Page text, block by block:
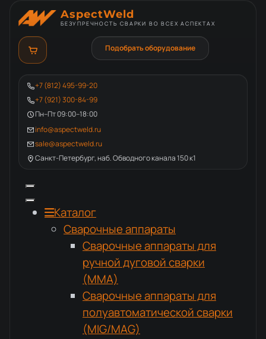
AspectWeld
БЕЗУПРЕЧНОСТЬ СВАРКИ ВО ВСЕХ АСПЕКТАХ
+7 (812) 495-99-20
+7 (921) 300-84-99
Пн–Пт 09:00–18:00
info@aspectweld.ru
sale@aspectweld.ru
Санкт-Петербург, наб. Обводного канала 150 к1
Подобрать оборудование
Каталог
Сварочные аппараты
Сварочные аппараты для
ручной дуговой сварки
(MMA)
Сварочные аппараты для
полуавтоматической сварки
(MIG/MAG)